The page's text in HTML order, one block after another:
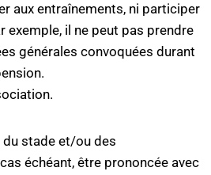
aux entraînements, ni participer
exemple, il ne peut pas prendre
générales convoquées durant
du stade et/ou des
échéant, être prononcée avec